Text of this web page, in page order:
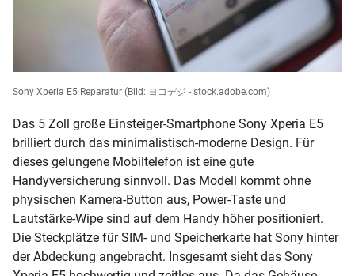
Sony Xperia E5 Reparatur (Bild: ヨコデジ - stock.adobe.com)
Das 5 Zoll große Einsteiger-Smartphone Sony Xperia E5
brilliert durch das minimalistisch-moderne Design. Für
dieses gelungene Mobiltelefon ist eine gute
Handyversicherung sinnvoll. Das Modell kommt ohne
physischen Kamera-Button aus, Power-Taste und
Lautstärke-Wipe sind auf dem Handy höher positioniert.
Die Steckplätze für SIM- und Speicherkarte hat Sony hinter
der Abdeckung angebracht. Insgesamt sieht das Sony